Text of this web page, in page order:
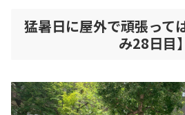
猛暑日に屋外で頑張って
み28日目】